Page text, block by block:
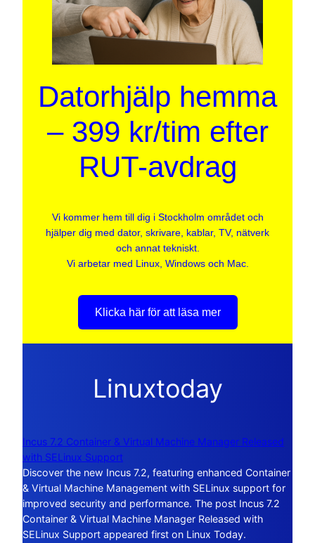
Datorhjälp hemma
– 399 kr/tim efter
RUT-avdrag
Vi kommer hem till dig i Stockholm området och
hjälper dig med dator, skrivare, kablar, TV, nätverk
och annat tekniskt.
Vi arbetar med Linux, Windows och Mac.
Klicka här för att läsa mer
Linuxtoday
Incus 7.2 Container & Virtual Machine Manager Released
with SELinux Support
Discover the new Incus 7.2, featuring enhanced Container
& Virtual Machine Management with SELinux support for
improved security and performance. The post Incus 7.2
Container & Virtual Machine Manager Released with
SELinux Support appeared first on Linux Today.